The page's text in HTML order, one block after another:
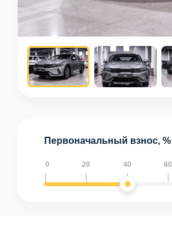
Первоначальный взнос, %
0 20 40 60